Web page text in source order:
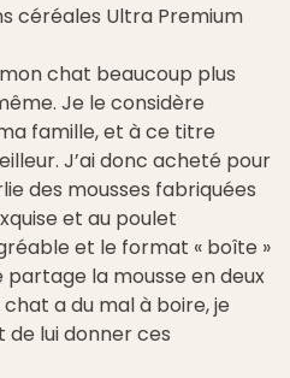
céréales Ultra Premium
chat beaucoup plus
Je le considère
famille, et à ce titre
J’ai donc acheté pour
des mousses fabriquées
et au poulet
et le format « boîte »
la mousse en deux
a du mal à boire, je
lui donner ces